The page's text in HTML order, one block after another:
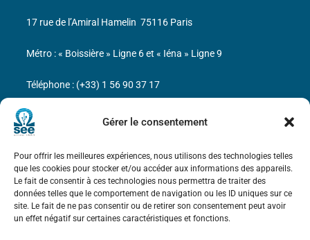
Gérer le consentement
Pour offrir les meilleures expériences, nous utilisons des technologies telles
que les cookies pour stocker et/ou accéder aux informations des appareils.
Le fait de consentir à ces technologies nous permettra de traiter des
données telles que le comportement de navigation ou les ID uniques sur ce
site. Le fait de ne pas consentir ou de retirer son consentement peut avoir
un effet négatif sur certaines caractéristiques et fonctions.
Bicentenaire des découvertes d’André-
Marie Ampère
Mentions légales
17 rue de l’Amiral Hamelin 75116 Paris
Métro : « Boissière » Ligne 6 et « Iéna » Ligne 9
Téléphone : (+33) 1 56 90 37 17
N° de SIREN : 785 393 232, Code APE : 9412Z TVA intra-
communautaire : FR44 785 393 232